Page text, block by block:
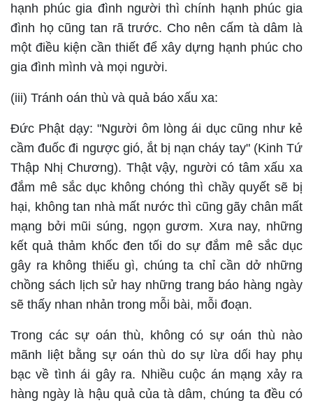
hạnh phúc gia đình người thì chính hạnh phúc gia
đình họ cũng tan rã trước. Cho nên cấm tà dâm là
một điều kiện cần thiết để xây dựng hạnh phúc cho
gia đình mình và mọi người.
(iii) Tránh oán thù và quả báo xấu xa:
Đức Phật dạy: "Người ôm lòng ái dục cũng như kẻ
cầm đuốc đi ngược gió, ắt bị nạn cháy tay" (Kinh Tứ
Thập Nhị Chương). Thật vậy, người có tâm xấu xa
đắm mê sắc dục không chóng thì chầy quyết sẽ bị
hại, không tan nhà mất nước thì cũng gãy chân mất
mạng bởi mũi súng, ngọn gươm. Xưa nay, những
kết quả thảm khốc đen tối do sự đắm mê sắc dục
gây ra không thiếu gì, chúng ta chỉ cần dở những
chồng sách lịch sử hay những trang báo hàng ngày
sẽ thấy nhan nhản trong mỗi bài, mỗi đoạn.
Trong các sự oán thù, không có sự oán thù nào
mãnh liệt bằng sự oán thù do sự lừa dối hay phụ
bạc về tình ái gây ra. Nhiều cuộc án mạng xảy ra
hàng ngày là hậu quả của tà dâm, chúng ta đều có